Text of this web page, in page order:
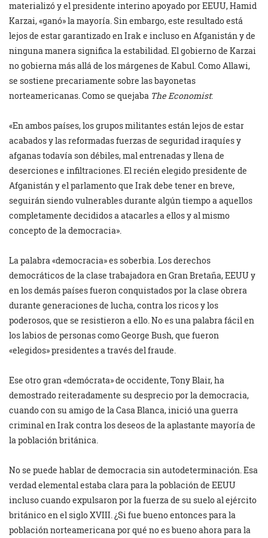
materializó y el presidente interino apoyado por EEUU, Hamid
Karzai, «ganó» la mayoría. Sin embargo, este resultado está
lejos de estar garantizado en Irak e incluso en Afganistán y de
ninguna manera significa la estabilidad. El gobierno de Karzai
no gobierna más allá de los márgenes de Kabul. Como Allawi,
se sostiene precariamente sobre las bayonetas
norteamericanas. Como se quejaba The Economist:
«En ambos países, los grupos militantes están lejos de estar
acabados y las reformadas fuerzas de seguridad iraquíes y
afganas todavía son débiles, mal entrenadas y llena de
deserciones e infiltraciones. El recién elegido presidente de
Afganistán y el parlamento que Irak debe tener en breve,
seguirán siendo vulnerables durante algún tiempo a aquellos
completamente decididos a atacarles a ellos y al mismo
concepto de la democracia».
La palabra «democracia» es soberbia. Los derechos
democráticos de la clase trabajadora en Gran Bretaña, EEUU y
en los demás países fueron conquistados por la clase obrera
durante generaciones de lucha, contra los ricos y los
poderosos, que se resistieron a ello. No es una palabra fácil en
los labios de personas como George Bush, que fueron
«elegidos» presidentes a través del fraude.
Ese otro gran «demócrata» de occidente, Tony Blair, ha
demostrado reiteradamente su desprecio por la democracia,
cuando con su amigo de la Casa Blanca, inició una guerra
criminal en Irak contra los deseos de la aplastante mayoría de
la población británica.
No se puede hablar de democracia sin autodeterminación. Esa
verdad elemental estaba clara para la población de EEUU
incluso cuando expulsaron por la fuerza de su suelo al ejército
británico en el siglo XVIII. ¿Si fue bueno entonces para la
población norteamericana por qué no es bueno ahora para la